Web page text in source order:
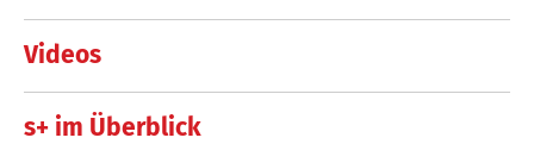
Videos
s+ im Überblick